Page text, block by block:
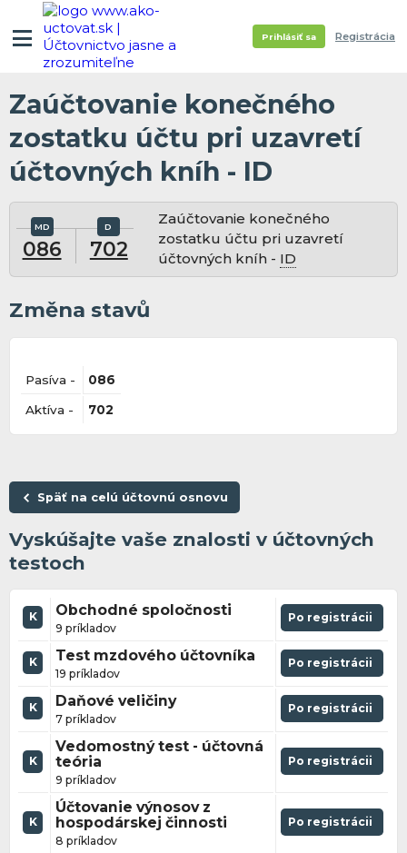
Prihlásiť sa Registrácia
Zaúčtovanie konečného
zostatku účtu pri uzavretí
účtovných kníh - ID
086 702
Zaúčtovanie konečného
zostatku účtu pri uzavretí
účtovných kníh - ID
Změna stavů
Pasíva - 086
Aktíva - 702
Späť na celú účtovnú osnovu
Vyskúšajte vaše znalosti v účtovných
testoch
K Obchodné spoločnosti
9 príkladov
Po registrácii
K Test mzdového účtovníka
19 príkladov
Po registrácii
K Daňové veličiny
7 príkladov
Po registrácii
K
Vedomostný test - účtovná
teória
9 príkladov
Po registrácii
K
Účtovanie výnosov z
hospodárskej činnosti
8 príkladov
Po registrácii